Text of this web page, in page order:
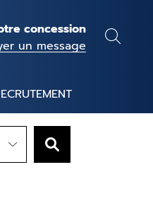
concession
un message